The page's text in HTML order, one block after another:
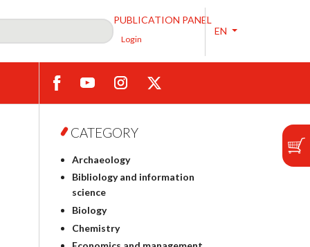
PUBLICATION PANEL
Login
EN
CATEGORY
Archaeology
Bibliology and information
science
Biology
Chemistry